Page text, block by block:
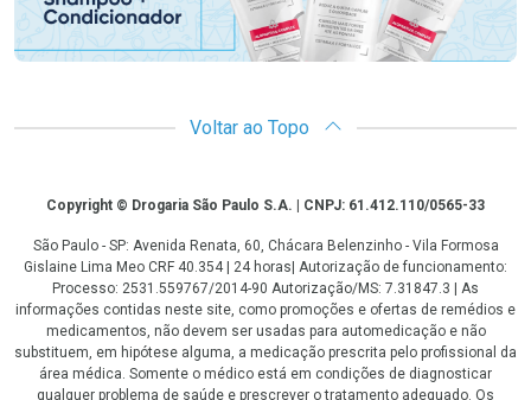
Voltar ao Topo
CopyrightCopyright © Drogaria São Paulo S.A. | CNPJ: 61.412.110/0565-33
São Paulo - SP: Avenida Renata, 60, Chácara Belenzinho - Vila Formosa
Gislaine Lima Meo CRF 40.354 | 24 horas| Autorização de funcionamento:
Processo: 2531.559767/2014-90 Autorização/MS: 7.31847.3 | As
informações contidas neste site, como promoções e ofertas de remédios e
medicamentos, não devem ser usadas para automedicação e não
substituem, em hipótese alguma, a medicação prescrita pelo profissional da
área médica. Somente o médico está em condições de diagnosticar
qualquer problema de saúde e prescrever o tratamento adequado. Os